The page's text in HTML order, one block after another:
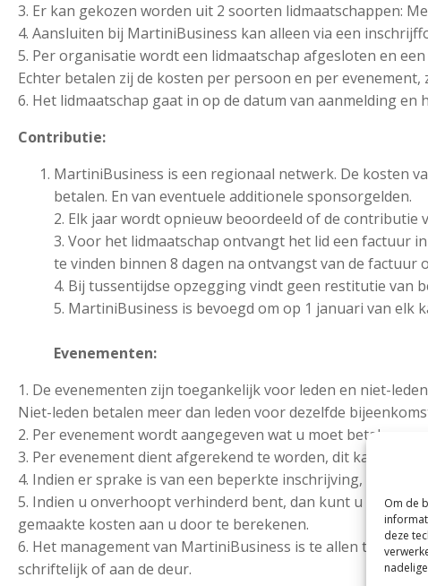
Om de
deze
3. Er kan gekozen worden uit 2 soorten lidmaatschappen:
4. Aansluiten bij MartiniBusiness kan alleen via een
5. Per organisatie wordt een lidmaatschap afgesloten en
Echter betalen zij de kosten per persoon en per evenement,
6. Het lidmaatschap gaat in op de datum van aanmelding en
Contributie:
MartiniBusiness is een regionaal netwerk. De kosten
betalen. En van eventuele additionele sponsorgelden.
2. Elk jaar wordt opnieuw beoordeeld of de
3. Voor het lidmaatschap ontvangt het lid een factuur
te vinden binnen 8 dagen na ontvangst van de factuur
4. Bij tussentijdse opzegging vindt geen restitutie van
5. MartiniBusiness is bevoegd om op 1 januari van elk
Evenementen:
1. De evenementen zijn toegankelijk voor leden en niet-
Niet-leden betalen meer dan leden voor dezelfde
2. Per evenement wordt aangegeven wat u moet betalen en
3. Per evenement dient afgerekend te worden, dit kan d.m.v.
4. Indien er sprake is van een beperkte inschrijving, dan
5. Indien u onverhoopt verhinderd bent, dan kunt u dit aan
gemaakte kosten aan u door te berekenen.
6. Het management van MartiniBusiness is te allen tijde
schriftelijk of aan de deur.